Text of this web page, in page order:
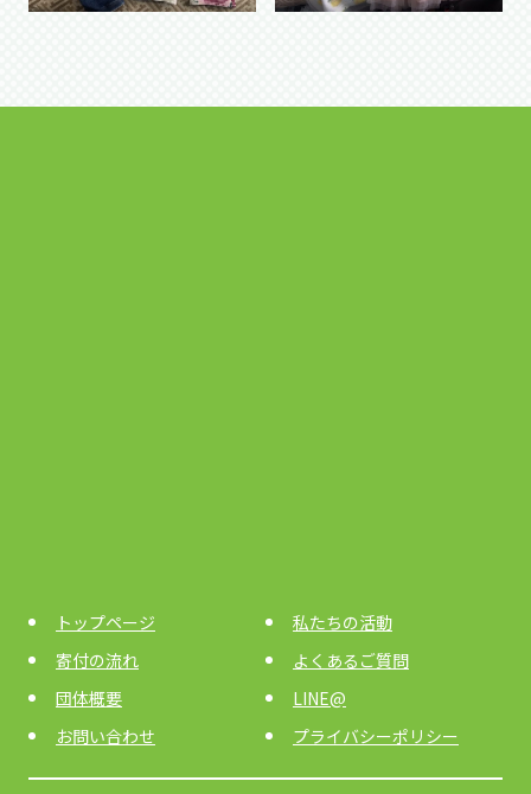
トップページ
私たちの活動
寄付の流れ
よくあるご質問
団体概要
LINE@
お問い合わせ
プライバシーポリシー